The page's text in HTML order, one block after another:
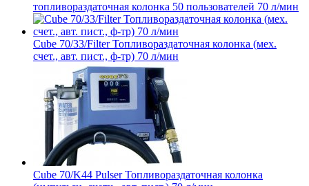
топливораздаточная колонка 50 пользователей 70 л/мин
Cube 70/33/Filter Топливораздаточная колонка (мех.
счет., авт. пист., ф-тр) 70 л/мин
Cube 70/K44 Pulser Топливораздаточная колонка